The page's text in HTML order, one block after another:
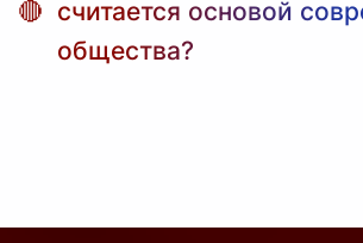
считается основой
общества?